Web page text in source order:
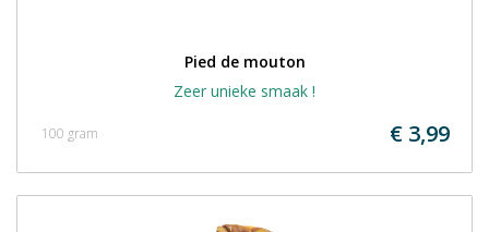
Pied de mouton
Zeer unieke smaak !
€ 3,99
100 gram